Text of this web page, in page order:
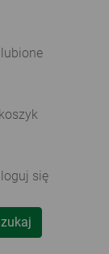
koszyk
się